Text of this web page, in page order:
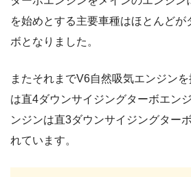
を始めとする主要車種はほとんどが
ボとなりました。
またそれまでV6自然吸気エンジン
は直4ダウンサイジングターボエン
ンジンは直3ダウンサイジングター
れています。